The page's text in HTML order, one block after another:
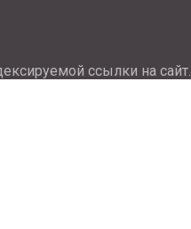
ссылки на сайт.